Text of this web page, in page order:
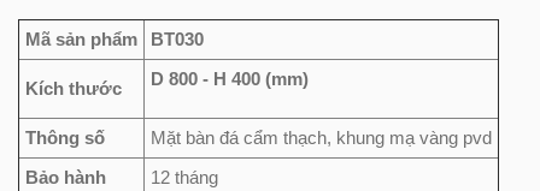
Mã sản phẩm BT030
Kích thước D 800 - H 400 (mm)
Thông số
Mặt bàn đá cẩm thạch, khung mạ vàng pvd
Bảo hành
12 tháng